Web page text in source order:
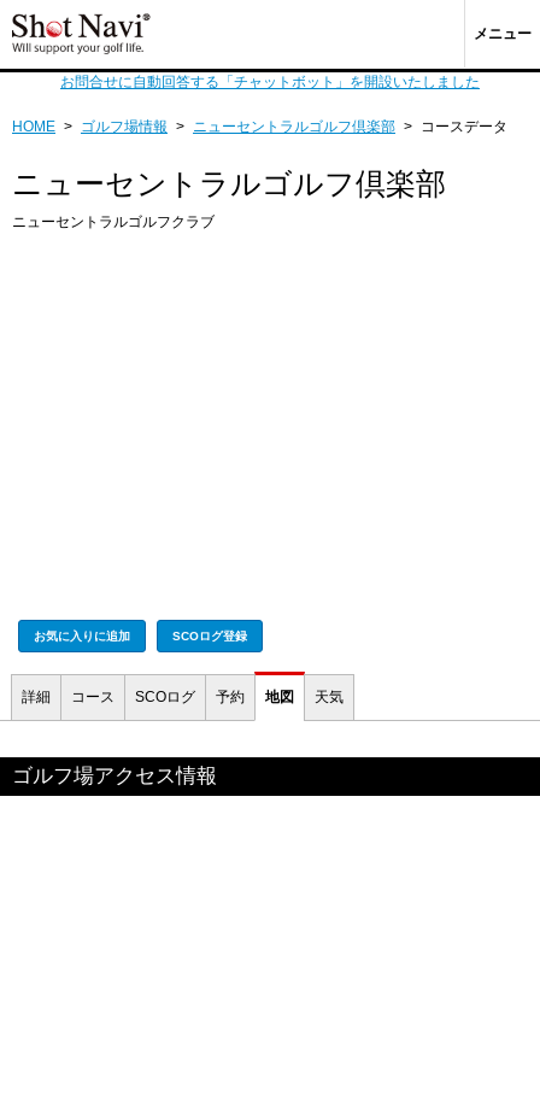
メニュー
お問合せに自動回答する「チャットボット」を開設いたしました
HOME > ゴルフ場情報 > ニューセントラルゴルフ倶楽部 > コースデータ
ニューセントラルゴルフ倶楽部
ニューセントラルゴルフクラブ
お気に入りに追加 SCOログ登録
詳細 コース SCOログ 予約 地図 天気
ゴルフ場アクセス情報